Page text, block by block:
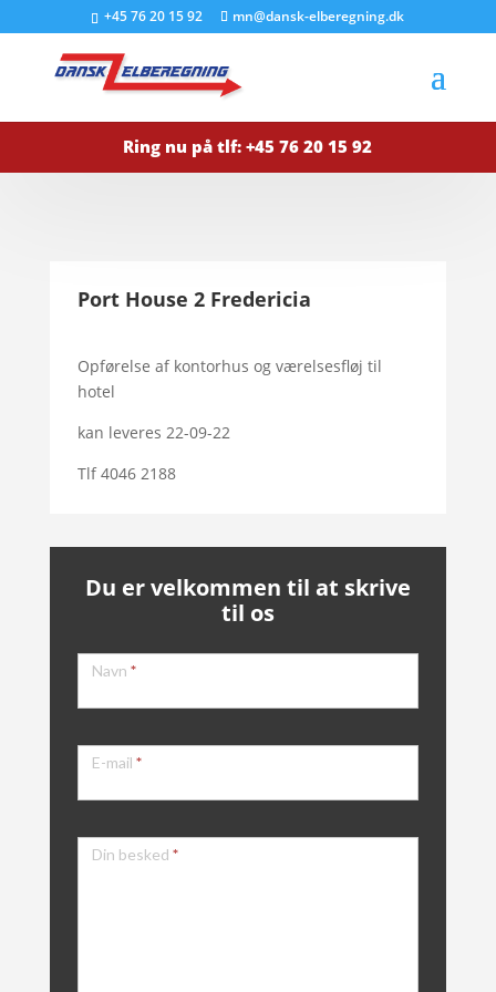
+45 76 20 15 92 mn@dansk-elberegning.dk
Ring nu på tlf:+45 76 20 15 92
Port House 2 Fredericia
Opførelse af kontorhus og værelsesfløj til
hotel
kan leveres 22-09-22
Tlf 4046 2188
Du er velkommen til at skrive
til os
Navn *
E-mail *
Din besked *